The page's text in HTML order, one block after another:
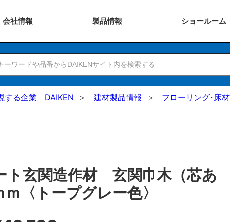
会社情報 製品情報 ショールーム
する企業 DAIKEN 建材製品情報 フローリング･床材
ト玄関造作材 玄関巾木（芯あ
〈トープグレー色〉